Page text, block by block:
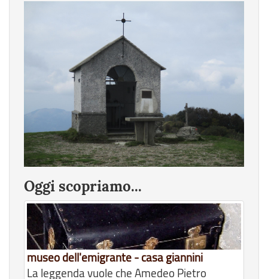
Oggi scopriamo...
museo dell'emigrante - casa giannini
La leggenda vuole che Amedeo Pietro